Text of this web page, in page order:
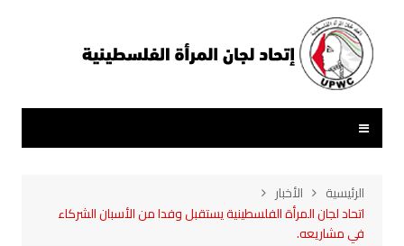
المحتوى
الرئيسية
الأخبار
اتحاد لجان المرأة الفلسطينية يستقبل وفدا من الأسبان الشركاء
في مشاريعه.